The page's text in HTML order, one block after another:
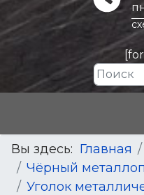
Вы здесь: Главная
Чёрный
Уголок